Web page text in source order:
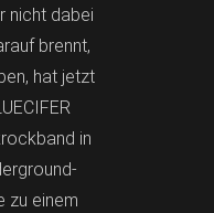
nicht dabei
brennt,
hat jetzt
in
zu einem